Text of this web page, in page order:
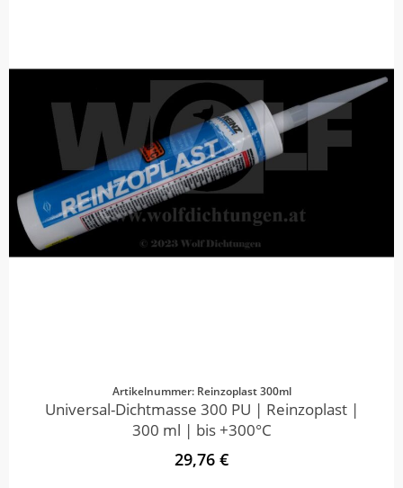
Artikelnummer: Reinzoplast 300ml
Universal-Dichtmasse 300 PU | Reinzoplast |
300 ml | bis +300°C
29,76 €